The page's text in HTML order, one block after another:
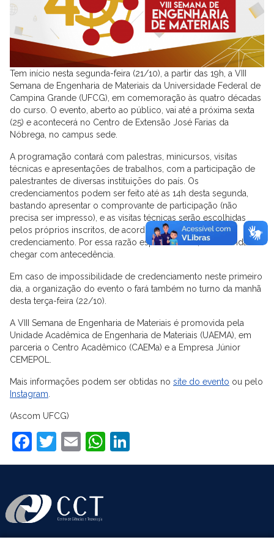
Tem início nesta segunda-feira (21/10), a partir das 19h, a VIII
Semana de Engenharia de Materiais da Universidade Federal de
Campina Grande (UFCG), em comemoração às quatro décadas
do curso. O evento, aberto ao público, vai até a próxima sexta
(25) e acontecerá no Centro de Extensão José Farias da
Nóbrega, no campus sede.
A programação contará com palestras, minicursos, visitas
técnicas e apresentações de trabalhos, com a participação de
palestrantes de diversas instituições do país. Os
credenciamentos podem ser feito até as 14h desta segunda,
bastando apresentar o comprovante de participação (não
precisa ser impresso), e as visitas técnicas serão escolhidas
pelos próprios inscritos, de acordo com a ordem de
credenciamento. Por essa razão especialmente, recomenda-se
chegar com antecedência.
Em caso de impossibilidade de credenciamento neste primeiro
dia, a organização do evento o fará também no turno da manhã
desta terça-feira (22/10).
A VIII Semana de Engenharia de Materiais é promovida pela
Unidade Acadêmica de Engenharia de Materiais (UAEMA), em
parceria o Centro Acadêmico (CAEMa) e a Empresa Júnior
CEMEPOL.
Mais informações podem ser obtidas no site do evento ou pelo
Instagram
(Ascom UFCG)
Facebook
Twitter
EmailWhatsApp